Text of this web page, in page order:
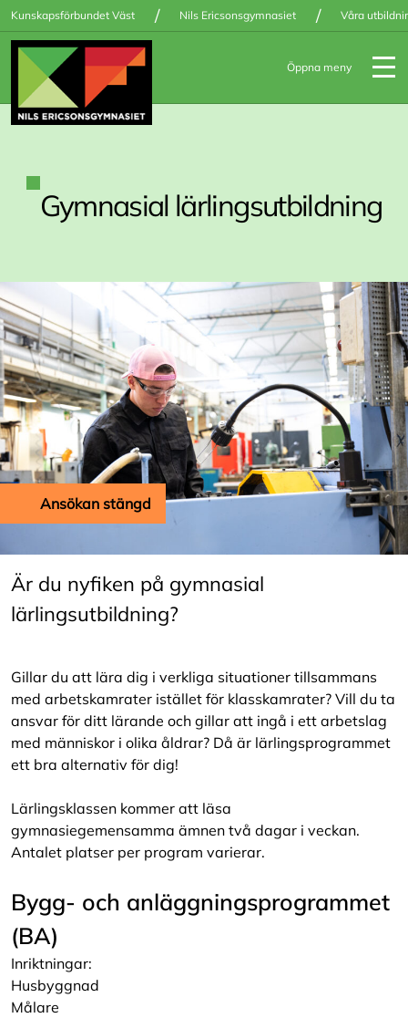
Kunskapsförbundet Väst / Nils Ericsonsgymnasiet / Våra
Öppna meny
Gym­na­si­al lär­lings­ut­bild­ning
Ansökan stängd
Är du nyfiken på gymnasial
lärlingsutbildning?
Gillar du att lära dig i verkliga situationer tillsammans
med arbetskamrater istället för klasskamrater? Vill du ta
ansvar för ditt lärande och gillar att ingå i ett arbetslag
med människor i olika åldrar? Då är lärlingsprogrammet
ett bra alternativ för dig!
Lärlingsklassen kommer att läsa
gymnasiegemensamma ämnen två dagar i veckan.
Antalet platser per program varierar.
Bygg- och anläggningsprogrammet
(BA)
Inriktningar:
Husbyggnad
Målare